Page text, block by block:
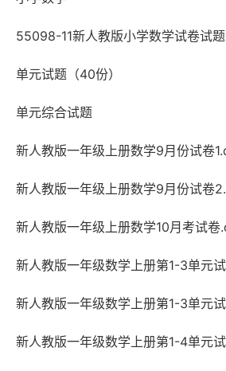
55098-11新人教版小学数学试卷试
单元试题（40份）
单元综合试题
新人教版一年级上册数学9月份试卷
新人教版一年级上册数学9月份试卷
新人教版一年级上册数学10月考试卷
新人教版一年级数学上册第1-3单元
新人教版一年级数学上册第1-3单元
新人教版一年级数学上册第1-4单元